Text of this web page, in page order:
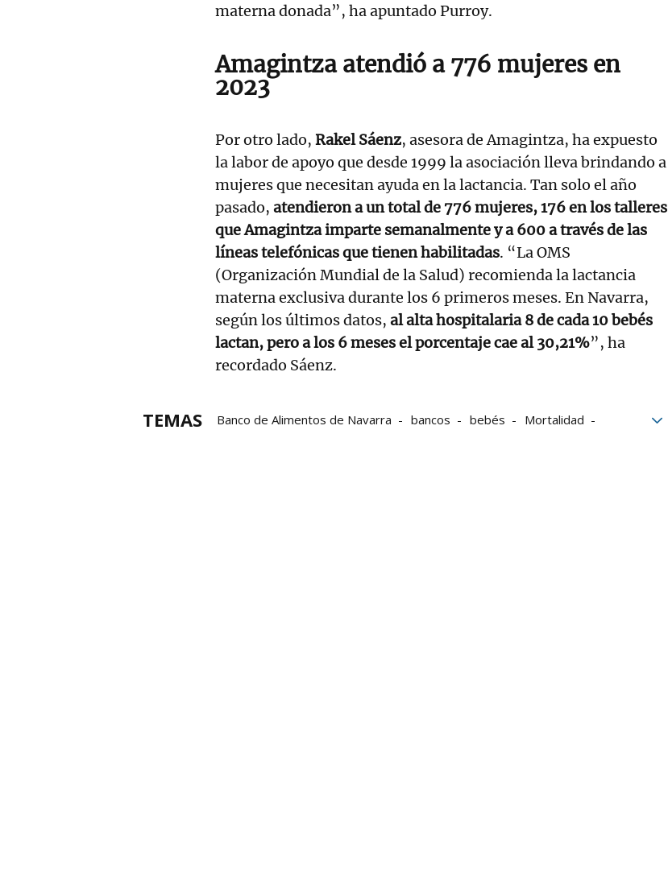
materna donada”, ha apuntado Purroy.
Amagintza atendió a 776 mujeres en
2023
Por otro lado, Rakel Sáenz, asesora de Amagintza, ha expuesto
la labor de apoyo que desde 1999 la asociación lleva brindando a
mujeres que necesitan ayuda en la lactancia. Tan solo el año
pasado, atendieron a un total de 776 mujeres, 176 en los talleres
que Amagintza imparte semanalmente y a 600 a través de las
líneas telefónicas que tienen habilitadas. “La OMS
(Organización Mundial de la Salud) recomienda la lactancia
materna exclusiva durante los 6 primeros meses. En Navarra,
según los últimos datos, al alta hospitalaria 8 de cada 10 bebés
lactan, pero a los 6 meses el porcentaje cae al 30,21%”, ha
recordado Sáenz.
TEMAS Banco de Alimentos de Navarra bancos bebés
Mortalidad